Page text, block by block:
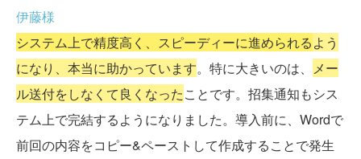
伊藤様
システム上で精度高く、スピーディーに進められるよう
になり、本当に助かっています。特に大きいのは、 メー
ル送付をしなくて良くなったことです。招集通知もシス
テム上で完結するようになりました。導入前に、Wordで
前回の内容をコピー&ペーストして作成することで発生